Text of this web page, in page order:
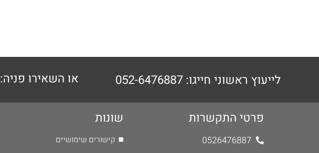
לייעוץ ראשוני חייגו: 052-6476887 או השאירו פניה:
פרטי התקשרות
0526476887
שונות
קישורים שימושיים